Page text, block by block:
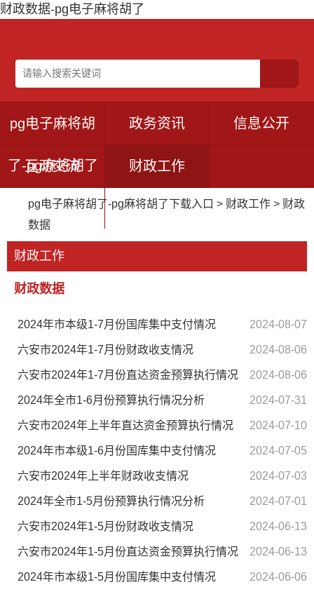
财政数据-pg电子麻将胡了
pg电子麻将胡
了-pg麻将胡了
下载入口
政务资讯 信息公开
互动交流 财政工作
pg电子麻将胡了-pg麻将胡了下载入口 > 财政工作 > 财政
数据
财政工作
财政数据
2024年市本级1-7月份国库集中支付情况 2024-08-07
六安市2024年1-7月份财政收支情况 2024-08-06
六安市2024年1-7月份直达资金预算执行情况 2024-08-06
2024年全市1-6月份预算执行情况分析 2024-07-31
六安市2024年上半年直达资金预算执行情况 2024-07-10
2024年市本级1-6月份国库集中支付情况 2024-07-05
六安市2024年上半年财政收支情况 2024-07-03
2024年全市1-5月份预算执行情况分析 2024-07-01
六安市2024年1-5月份财政收支情况 2024-06-13
六安市2024年1-5月份直达资金预算执行情况 2024-06-13
2024年市本级1-5月份国库集中支付情况 2024-06-06